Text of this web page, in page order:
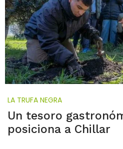
LA TRUFA NEGRA
Un tesoro
posiciona a Chillar